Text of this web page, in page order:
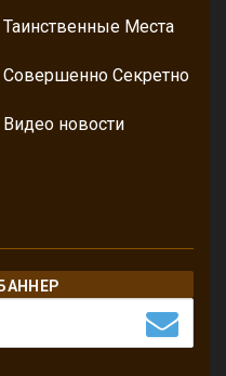
Таинственные Места
Совершенно Секретно
Видео новости